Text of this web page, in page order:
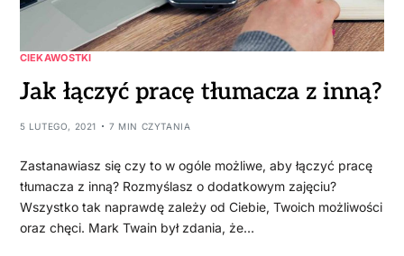
CIEKAWOSTKI
Jak łączyć pracę tłumacza z inną?
5 LUTEGO, 2021 7 MIN CZYTANIA
Zastanawiasz się czy to w ogóle możliwe, aby łączyć pracę
tłumacza z inną? Rozmyślasz o dodatkowym zajęciu?
Wszystko tak naprawdę zależy od Ciebie, Twoich możliwości
oraz chęci. Mark Twain był zdania, że…